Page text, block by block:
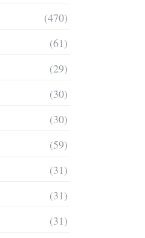
(470)
(61)
(29)
(30)
(30)
(59)
(31)
(31)
(31)